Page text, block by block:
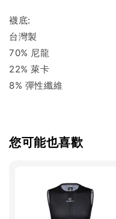
襪底:
台灣製
70% 尼龍
22% 萊卡
8% 彈性纖維
您可能也喜歡